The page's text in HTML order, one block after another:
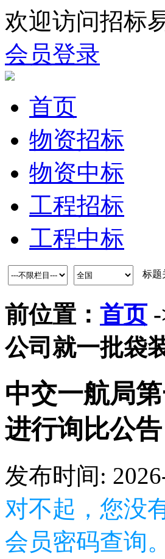
欢迎访问招标
会员登录
首页
物资招标
物资中标
工程招标
工程中标
标题
前位置： 首页
公司就一批袋
中交一航局
进行询比公告
发布时间:
对不起，您没
会员密码查询。